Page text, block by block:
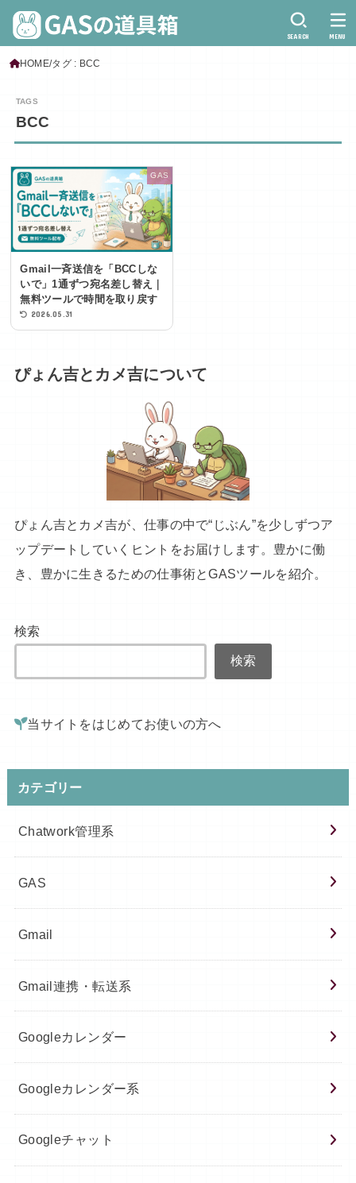
SEARCH MENU
HOME タグ : BCC
BCC
GAS
Gmail一斉送信を「BCCしな
いで」1通ずつ宛名差し替え｜
無料ツールで時間を取り戻す
2026.05.31
ぴょん吉とカメ吉について
ぴょん吉とカメ吉が、仕事の中で“じぶん”を少しずつア
ップデートしていくヒントをお届けします。豊かに働
き、豊かに生きるための仕事術とGASツールを紹介。
検索
検索
当サイトをはじめてお使いの方へ
カテゴリー
Chatwork管理系
GAS
Gmail
Gmail連携・転送系
Googleカレンダー
Googleカレンダー系
Googleチャット